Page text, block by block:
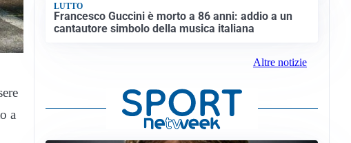
a
LUTTO
Francesco Guccini è morto a 86 anni: addio a un
cantautore simbolo della musica italiana
Altre notizie